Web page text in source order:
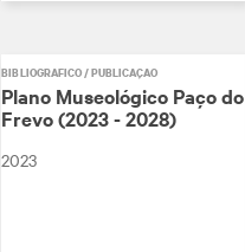
BIBLIOGRÁFICO / PUBLICAÇÃO
Plano Museológico Paço do
Frevo (2023 - 2028)
2023